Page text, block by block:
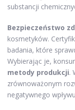
substancji
Bezpieczeństwo
kosmetyków.
badania, które
Wybierając je,
metody produkcji.
zrównoważonym
negatywnego